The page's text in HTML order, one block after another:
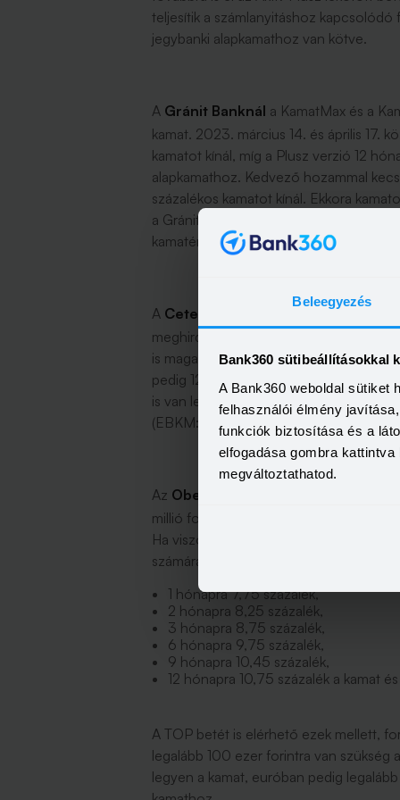
Beleegyezés
Bank360 sütibeállításokkal
A Bank360 weboldal sütiket
felhasználói élmény
funkciók biztosítása és a
elfogadása gombra
megváltoztathatod.
teljesítik a számlanyitáshoz
jegybanki alapkamathoz van kötve.
A Gránit Banknál a KamatMax és a
kamat. 2023. március 14. és április 17.
kamatot kínál, míg a Plusz verzió 12
alapkamathoz. Kedvező hozammal
százalékos kamatot kínál. Ekkora
a Gránit Megtakarítási számlán 5
kamatért legalább félmillió forintos
A Cetelemnél
továbbra is érvényes
meghirdetett kedvező ajánlat. A látra
is magasabb hozamot lehet elérni: egy
pedig 12 százalék az éves kamat a
is van lehetőség, de a kamat ebben
(EBKM: 2,44-3,28%).
Az Oberbanknál
millió forint kell, ami nem az az összeg,
Ha viszont valakinek van ennyi szabad
számára a bank:
1 hónapra 7,75 százalék,
2 hónapra 8,25 százalék,
3 hónapra 8,75 százalék,
6 hónapra 9,75 százalék,
9 hónapra 10,45 százalék,
12 hónapra 10,75 százalék a kamat
A TOP betét is elérhető ezek mellett,
legalább 100 ezer forintra van szükség
legyen a kamat, euróban pedig